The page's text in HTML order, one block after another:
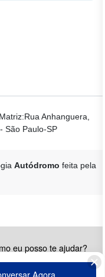
Anhanguera,
São Paulo-SP
Autódromo feita pela